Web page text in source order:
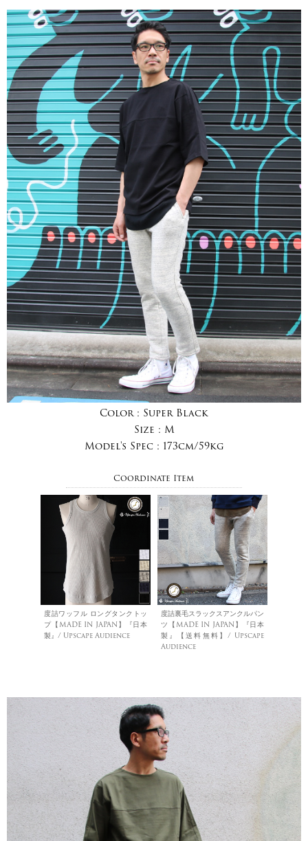
Color : Super Black
Size : M
Model's Spec : 173cm/59kg
Coordinate Item
度詰ワッフル ロングタンクトッ
プ【MADE IN JAPAN】『日本
製』/ Upscape Audience
度詰裏毛スラックスアンクルパン
ツ【MADE IN JAPAN】『日本
製』【送料無料】/ Upscape
Audience